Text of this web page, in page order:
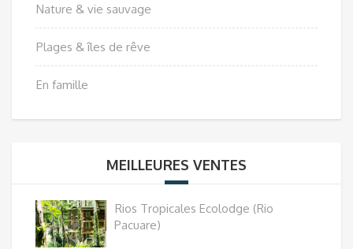
Nature & vie sauvage
Plages & îles de rêve
En famille
MEILLEURES VENTES
Rios Tropicales Ecolodge (Rio
Pacuare)